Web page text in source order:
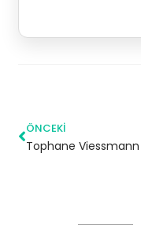
ÖNCEKI